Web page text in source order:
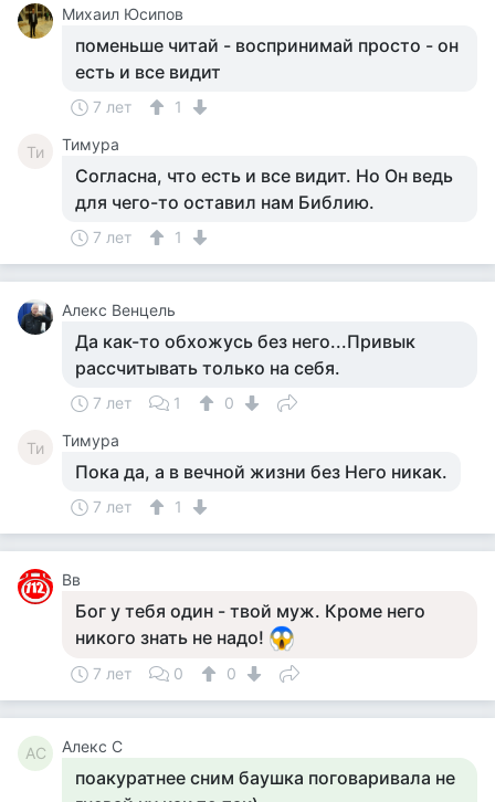
Михаил Юсипов
поменьше читай - воспринимай просто - он
есть и все видит
7 лет 1
Ти Тимура
Согласна, что есть и все видит. Но Он ведь
для чего-то оставил нам Библию.
7 лет 1
Алекс Венцель
Да как-то обхожусь без него...Привык
рассчитывать только на себя.
7 лет 1 0
Ти Тимура
Пока да, а в вечной жизни без Него никак.
7 лет 1
Вв
Бог у тебя один - твой муж. Кроме него
никого знать не надо!
7 лет 0 0
АС Алекс С
поакуратнее сним баушка поговаривала не